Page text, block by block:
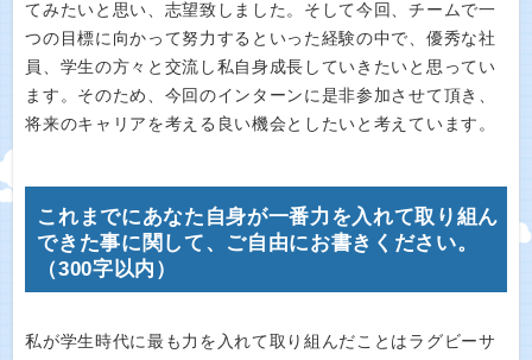
てみたいと思い、志望致しました。そして今回、チームで一
つの目標に向かって努力するといった経験の中で、優秀な社
員、学生の方々と交流し私自身成長していきたいと思ってい
ます。そのため、今回のインターンに是非参加させて頂き、
将来のキャリアを考える良い機会としたいと考えています。
これまでにあなた自身が一番力を入れて取り組ん
できた事に関して、ご自由にお書きください。
（300字以内）
私が学生時代に最も力を入れて取り組んだことはラグビーサ